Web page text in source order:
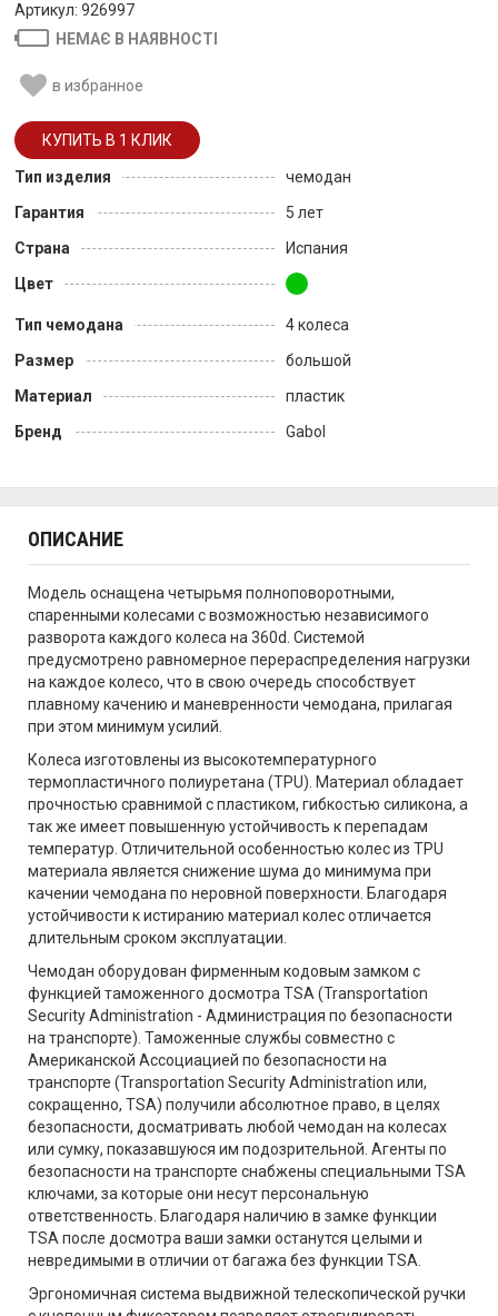
Артикул: 926997
НЕМАЄ В НАЯВНОСТІ
в избранное
Тип изделия
чемодан
Гарантия
5 лет
Страна
Испания
Цвет
Тип чемодана
4 колеса
Размер
большой
Материал
пластик
Бренд
Gabol
ОПИСАНИЕ
Модель оснащена четырьмя полноповоротными,
спаренными колесами с возможностью независимого
разворота каждого колеса на 360d. Системой
предусмотрено равномерное перераспределения нагрузки
на каждое колесо, что в свою очередь способствует
плавному качению и маневренности чемодана, прилагая
при этом минимум усилий.
Колеса изготовлены из высокотемпературного
термопластичного полиуретана (TPU). Материал обладает
прочностью сравнимой с пластиком, гибкостью силикона, а
так же имеет повышенную устойчивость к перепадам
температур. Отличительной особенностью колес из TPU
материала является снижение шума до минимума при
качении чемодана по неровной поверхности. Благодаря
устойчивости к истиранию материал колес отличается
длительным сроком эксплуатации.
Чемодан оборудован фирменным кодовым замком с
функцией таможенного досмотра TSA (Transportation
Security Administration - Администрация по безопасности
на транспорте). Таможенные службы совместно с
Американской Ассоциацией по безопасности на
транспорте (Transportation Security Administration или,
сокращенно, TSA) получили абсолютное право, в целях
безопасности, досматривать любой чемодан на колесах
или сумку, показавшуюся им подозрительной. Агенты по
безопасности на транспорте снабжены специальными TSA
ключами, за которые они несут персональную
ответственность. Благодаря наличию в замке функции
TSA после досмотра ваши замки останутся целыми и
невредимыми в отличии от багажа без функции TSA.
Эргономичная система выдвижной телескопической ручки